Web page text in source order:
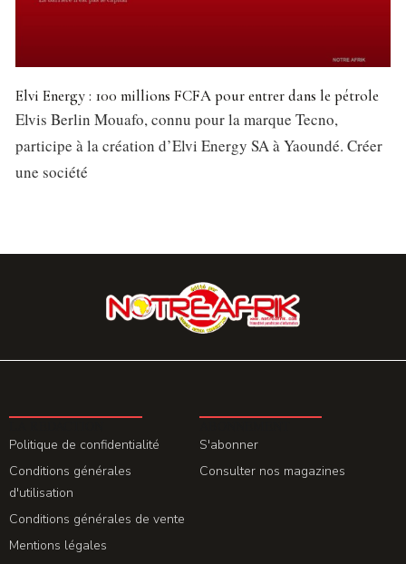
Elvi Energy : 100 millions FCFA pour entrer dans le pétrole
Elvis Berlin Mouafo, connu pour la marque Tecno,
participe à la création d’Elvi Energy SA à Yaoundé. Créer
une société
Politique de confidentialité
Conditions générales
d'utilisation
Conditions générales de vente
Mentions légales
S'abonner
Consulter nos magazines